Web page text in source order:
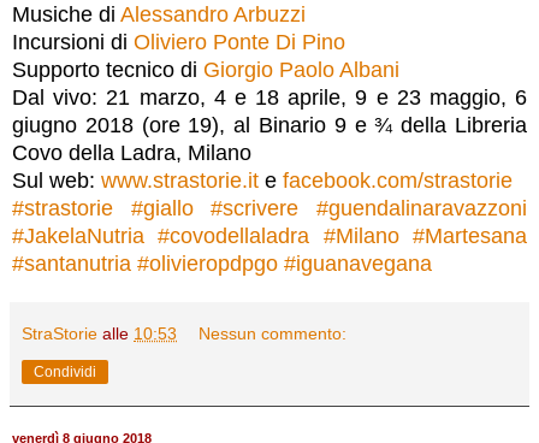
Musiche di Alessandro Arbuzzi
Incursioni di Oliviero Ponte Di Pino
Supporto tecnico di Giorgio Paolo Albani
Dal vivo: 21 marzo, 4 e 18 aprile, 9 e 23 maggio, 6
giugno 2018 (ore 19), al Binario 9 e ¾ della Libreria
Covo della Ladra, Milano
Sul web: www.strastorie.it e facebook.com/strastorie
#strastorie #giallo #scrivere #guendalinaravazzoni
#JakelaNutria #covodellaladra #Milano #Martesana
#santanutria #olivieropdpgo #iguanavegana
StraStorie alle 10:53 Nessun commento:
Condividi
venerdì 8 giugno 2018